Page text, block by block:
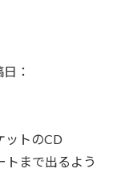
：
ットのCD
トまで出るよう